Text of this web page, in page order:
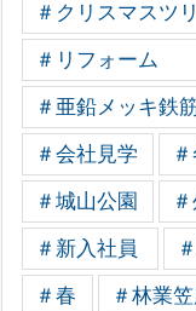
＃クリスマスツ
＃リフォーム
＃亜鉛メッキ鉄
＃会社見学
＃城山公園
＃新入社員
＃春 ＃林業